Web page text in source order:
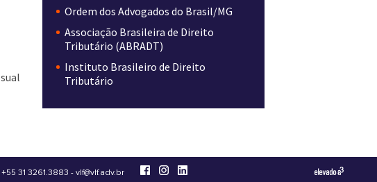
Ordem dos Advogados do Brasil/MG
Associação Brasileira de Direito
Tributário (ABRADT)
Instituto Brasileiro de Direito
Tributário
31 3261.3883 - vlf@vlf.adv.br